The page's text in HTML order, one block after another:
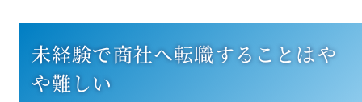
未経験で商社へ転職することはや
や難しい